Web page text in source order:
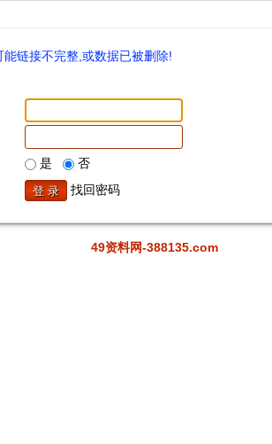
链接不完整,或数据已被删除!
是
否
找回密码
49资料网-388135.com